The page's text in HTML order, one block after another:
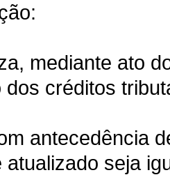
mediante ato
dos créditos
antecedência
atualizado seja